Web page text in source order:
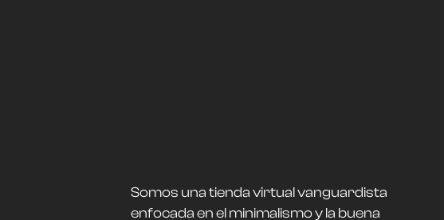
Somos una tienda virtual vanguardista
enfocada en el minimalismo y la buena